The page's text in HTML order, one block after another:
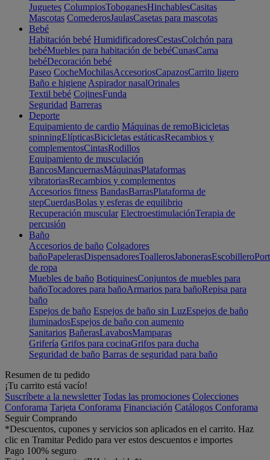
Juguetes ColumpiosToboganesHinchablesCasitas
Mascotas ComederosJaulasCasetas para mascotas
Bebé
Habitación bebé HumidificadoresCestasColchón para
bebéMuebles para habitación de bebéCunasCama
bebéDecoración bebé
Paseo CocheMochilasAccesoriosCapazosCarrito ligero
Baño e higiene Aspirador nasalOrinales
Textil bebé CojinesFunda
Seguridad Barreras
Deporte
Equipamiento de cardio Máquinas de remoBicicletas
spinningElípticasBicicletas estáticasRecambios y
complementosCintasRodillos
Equipamiento de musculación
BancosMancuernasMáquinasPlataformas
vibratoriasRecambios y complementos
Accesorios fitness BandasBarrasPlataforma de
stepCuerdasBolas y esferas de equilibrio
Recuperación muscular ElectroestimulaciónTerapia de
percusión
Baño
Accesorios de baño Colgadores
bañoPapelerasDispensadoresToallerosJabonerasEscobillero
de ropa
Muebles de baño BotiquinesConjuntos de muebles para
bañoTocadores para bañoArmarios para bañoRepisa para
baño
Espejos de baño Espejos de baño sin LuzEspejos de baño
iluminadosEspejos de baño con aumento
Sanitarios BañerasLavabosMamparas
Grifería Grifos para cocinaGrifos para ducha
Seguridad de baño Barras de seguridad para baño
Resumen de tu pedido
¡Tu carrito está vacío!
Suscríbete a la newsletter Todas las promociones Colecciones
Conforama Tarjeta Conforama Financiación Catálogos Conforama
Seguir Comprando
*Descuentos, cupones y servicios son aplicados en el carrito. Haz
clic en Tramitar Pedido para ver estos descuentos e importes
Pago 100% seguro